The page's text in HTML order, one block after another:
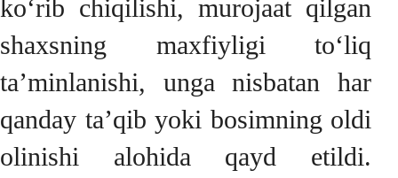
ko‘rib chiqilishi, murojaat qilgan
shaxsning maxfiyligi to‘liq
ta’minlanishi, unga nisbatan har
qanday ta’qib yoki bosimning oldi
olinishi alohida qayd etildi.